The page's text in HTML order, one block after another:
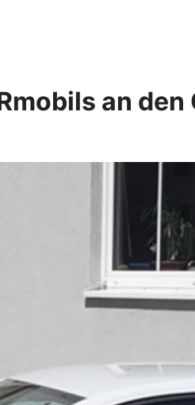
an